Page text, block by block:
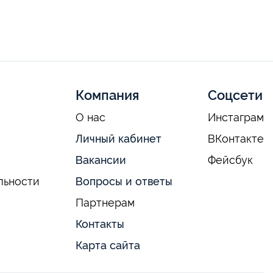
Компания
О нас
Личный кабинет
Вакансии
Вопросы и ответы
Партнерам
Контакты
Карта сайта
Соцсети
Инстаграм
ВКонтакте
Фейсбук